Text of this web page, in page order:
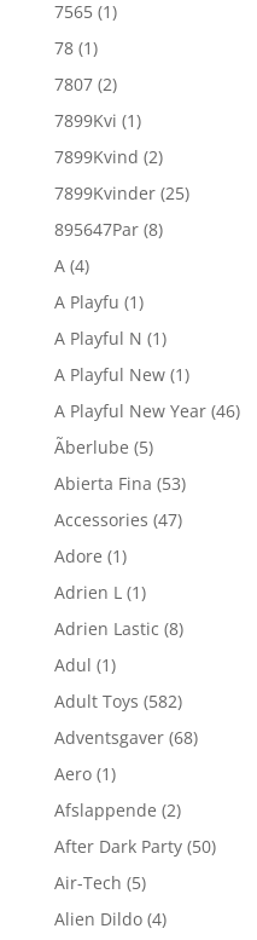
7565 (1)
78 (1)
7807 (2)
7899Kvi (1)
7899Kvind (2)
7899Kvinder (25)
895647Par (8)
A (4)
A Playfu (1)
A Playful N (1)
A Playful New (1)
A Playful New Year (46)
Ãberlube (5)
Abierta Fina (53)
Accessories (47)
Adore (1)
Adrien L (1)
Adrien Lastic (8)
Adul (1)
Adult Toys (582)
Adventsgaver (68)
Aero (1)
Afslappende (2)
After Dark Party (50)
Air-Tech (5)
Alien Dildo (4)